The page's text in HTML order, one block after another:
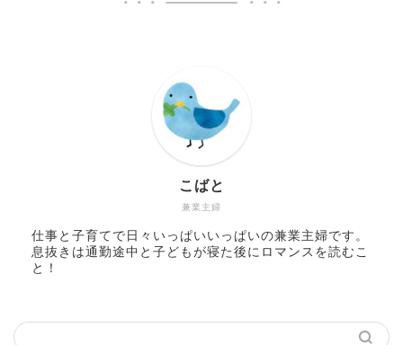
兼業主婦
こばと
仕事と子育てで日々いっぱいいっぱいの兼業主婦です。
息抜きは通勤途中と子どもが寝た後にロマンスを読むこ
と！